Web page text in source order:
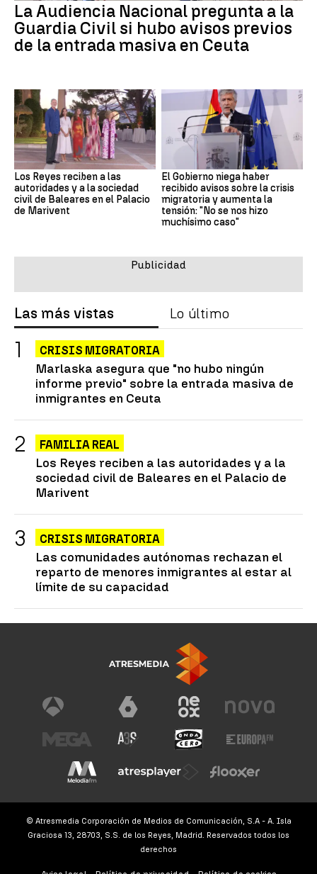
La Audiencia Nacional pregunta a la
Guardia Civil si hubo avisos previos
de la entrada masiva en Ceuta
Los Reyes reciben a las
autoridades y a la sociedad
civil de Baleares en el Palacio
de Marivent
El Gobierno niega haber
recibido avisos sobre la crisis
migratoria y aumenta la
tensión: "No se nos hizo
muchísimo caso"
Las más vistas Lo último
CRISIS MIGRATORIA
Marlaska asegura que "no hubo ningún
informe previo" sobre la entrada masiva de
inmigrantes en Ceuta
FAMILIA REAL
Los Reyes reciben a las autoridades y a la
sociedad civil de Baleares en el Palacio de
Marivent
CRISIS MIGRATORIA
Las comunidades autónomas rechazan el
reparto de menores inmigrantes al estar al
límite de su capacidad
© Atresmedia Corporación de Medios de Comunicación, S.A - A. Isla
Graciosa 13, 28703, S.S. de los Reyes, Madrid. Reservados todos los
derechos